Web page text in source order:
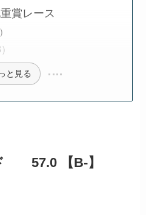
賞レース
と見る
57.0 【B-】